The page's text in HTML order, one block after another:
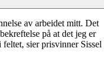
av arbeidet mitt. Det
på at det jeg er
sier prisvinner Sissel